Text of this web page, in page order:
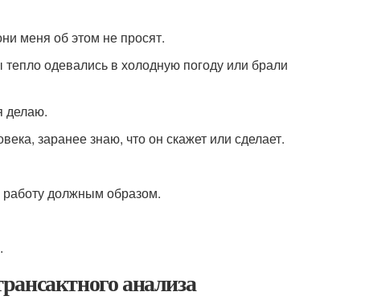
меня об этом не просят.
одевались в холодную погоду или брали
делаю.
заранее знаю, что он скажет или сделает.
должным образом.
анализа